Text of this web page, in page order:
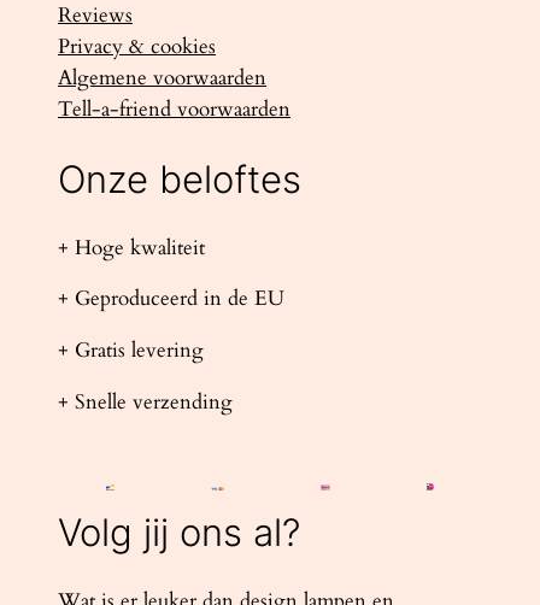
Reviews
Privacy & cookies
Algemene voorwaarden
Tell-a-friend voorwaarden
Onze beloftes
+ Hoge kwaliteit
+ Geproduceerd in de EU
+ Gratis levering
+ Snelle verzending
Volg jij ons al?